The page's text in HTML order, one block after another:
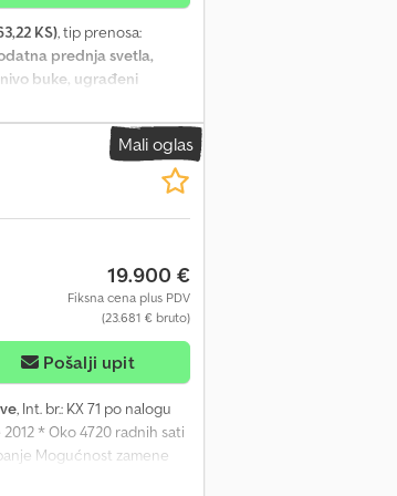
KS), tip prenosa:
prednja svetla,
buke, ugrađeni
Ei Sepfx Agmsf
Mali oglas
19.900 €
Fiksna cena plus PDV
(23.681 € bruto)
Pošalji upit
, Int. br.: KX 71 po nalogu
* Oko 4720 radnih sati
Mogućnost zamene
u ovom oglasu su samo